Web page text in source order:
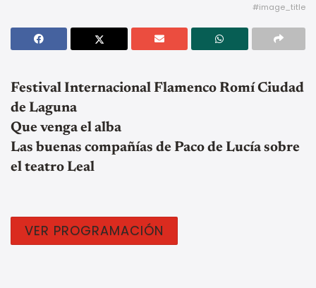
#image_title
Festival Internacional Flamenco Romí Ciudad
de Laguna
Que venga el alba
Las buenas compañías de Paco de Lucía sobre
el teatro Leal
VER PROGRAMACIÓN